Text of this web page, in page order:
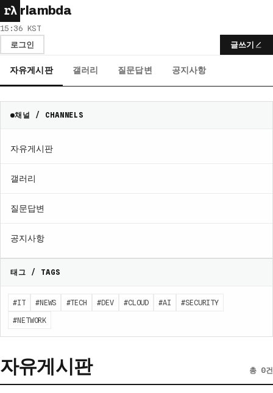
rλ rlambda
15:36 KST
로그인
글쓰기
자유게시판 갤러리 질문답변 공지사항
채널 / CHANNELS
자유게시판
갤러리
질문답변
공지사항
태그 / TAGS
#IT #NEWS #TECH #DEV #CLOUD #AI #SECURITY
#NETWORK
자유게시판 총 0건